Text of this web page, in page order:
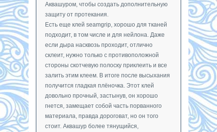
Аквашуром, чтобы создать дополнительную
защиту от протекания.
Есть еще клей seamgrip, хорошо для тканей
подходит, в том числе и для нейлона. Даже
если дыра насквозь проходит, отлично
склеит, нужно только с противоположной
стороны скотчевую полоску приклеить и все
залить этим клеем. В итоге после высыхания
получится гладкая плёночка. Этот клей
довольно прочный, застынув, он хорошо
гнется, замещает собой часть порванного
материала, правда дороговат, но он того
стоит. Аквашур более тянущийся,